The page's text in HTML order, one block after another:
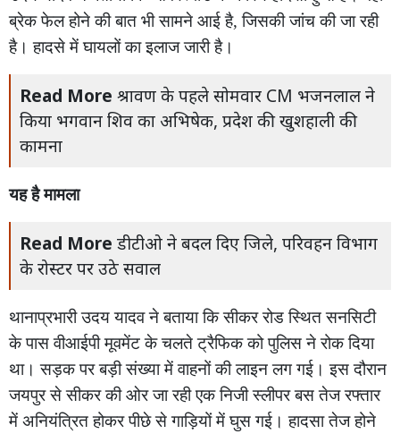
ब्रेक फेल होने की बात भी सामने आई है, जिसकी जांच की जा रही
है। हादसे में घायलों का इलाज जारी है।
Read More श्रावण के पहले सोमवार CM भजनलाल ने
किया भगवान शिव का अभिषेक, प्रदेश की खुशहाली की
कामना
यह है मामला
Read More डीटीओ ने बदल दिए जिले, परिवहन विभाग
के रोस्टर पर उठे सवाल
थानाप्रभारी उदय यादव ने बताया कि सीकर रोड स्थित सनसिटी
के पास वीआईपी मूवमेंट के चलते ट्रैफिक को पुलिस ने रोक दिया
था। सड़क पर बड़ी संख्या में वाहनों की लाइन लग गई। इस दौरान
जयपुर से सीकर की ओर जा रही एक निजी स्लीपर बस तेज रफ्तार
में अनियंत्रित होकर पीछे से गाड़ियों में घुस गई। हादसा तेज होने